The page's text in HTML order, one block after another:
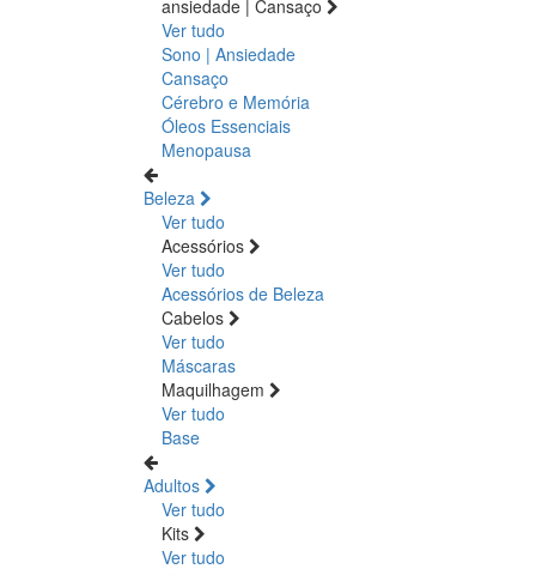
ansiedade | Cansaço
Ver tudo
Sono | Ansiedade
Cansaço
Cérebro e Memória
Óleos Essenciais
Menopausa
Beleza
Ver tudo
Acessórios
Ver tudo
Acessórios de Beleza
Cabelos
Ver tudo
Máscaras
Maquilhagem
Ver tudo
Base
Adultos
Ver tudo
Kits
Ver tudo